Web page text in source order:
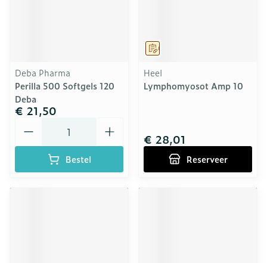
Deba Pharma
Perilla 500 Softgels 120
Deba
€ 21,50
Bestel
Op voorschrift
Heel
Lymphomyosot Amp 10
€ 28,01
Reserveer